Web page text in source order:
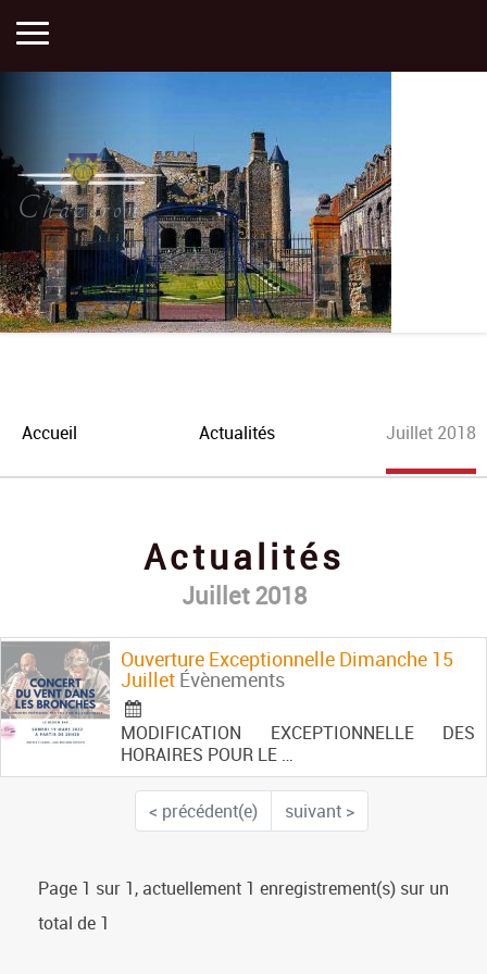
Activités
Histoire
Actualités
Chazeron
Accueil Actualités Juillet 2018
Actualités
Juillet 2018
Ouverture Exceptionnelle Dimanche 15
Juillet Évènements
MODIFICATION EXCEPTIONNELLE DES
HORAIRES POUR LE …
< précédent(e) suivant >
Page 1 sur 1, actuellement 1 enregistrement(s) sur un
total de 1